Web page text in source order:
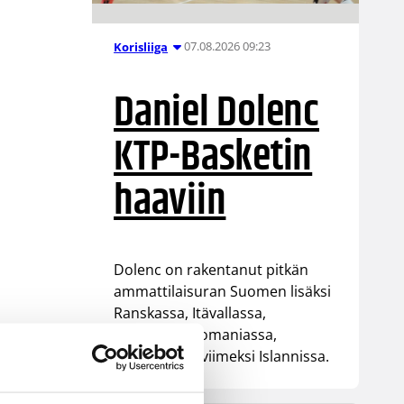
Korisliiga 07.08.2026 09:23
Daniel Dolenc
KTP-Basketin
haaviin
Dolenc on rakentanut pitkän
ammattilaisuran Suomen lisäksi
Ranskassa, Itävallassa,
Liettuassa, Romaniassa,
Bosniassa ja viimeksi Islannissa.